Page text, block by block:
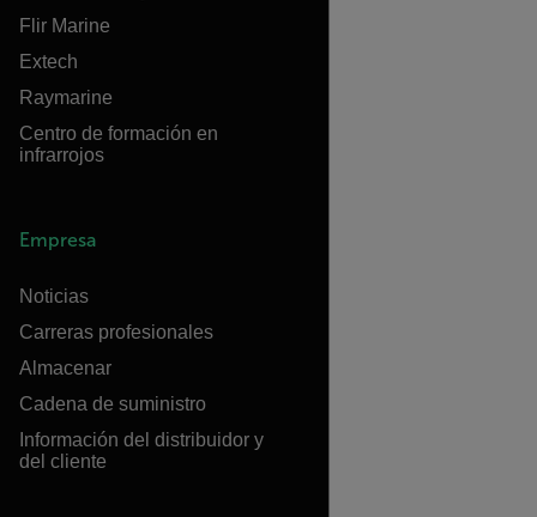
Flir Marine
Extech
Raymarine
Centro de formación en
infrarrojos
Empresa
Noticias
Carreras profesionales
Almacenar
Cadena de suministro
Información del distribuidor y
del cliente